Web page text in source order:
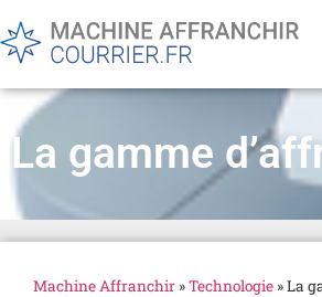
La gamme
Machine Affranchir »Technologie »La